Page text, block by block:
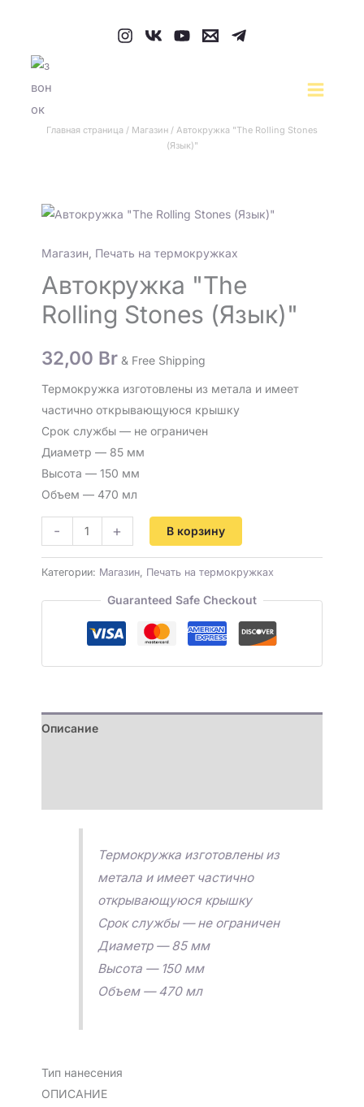
содержимому
Главная страница / Магазин / Автокружка "The Rolling Stones
(Язык)"
Магазин Печать на термокружках
Автокружка "The
Rolling Stones (Язык)"
32,00 Br & Free Shipping
Термокружка изготовлены из метала и имеет
частично открывающуюся крышку
Срок службы — не ограничен
Диаметр — 85 мм
Высота — 150 мм
Объем — 470 мл
-
Количество
Автокружка
"The
Rolling
Stones
+ В корзину
Категории: Магазин, Печать на термокружках
Guaranteed Safe Checkout
Описание
Термокружка изготовлены из
метала и имеет частично
открывающуюся крышку
Срок службы — не ограничен
Диаметр — 85 мм
Высота — 150 мм
Объем — 470 мл
Тип нанесения
ОПИСАНИЕ